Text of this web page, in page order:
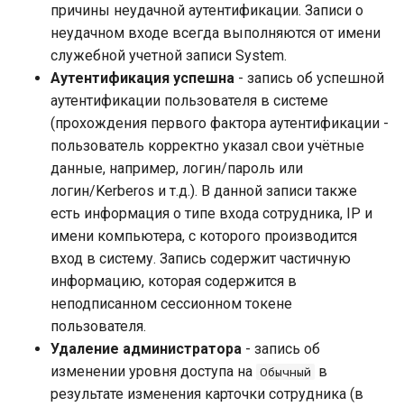
причины неудачной аутентификации. Записи о
неудачном входе всегда выполняются от имени
служебной учетной записи System.
Аутентификация успешна - запись об успешной
аутентификации пользователя в системе
(прохождения первого фактора аутентификации -
пользователь корректно указал свои учётные
данные, например, логин/пароль или
логин/Kerberos и т.д.). В данной записи также
есть информация о типе входа сотрудника, IP и
имени компьютера, с которого производится
вход в систему. Запись содержит частичную
информацию, которая содержится в
неподписанном сессионном токене
пользователя.
Удаление администратора - запись об
изменении уровня доступа на Обычный в
результате изменения карточки сотрудника (в